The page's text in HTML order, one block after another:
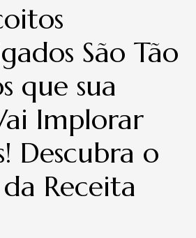
São Tão
que sua
Implorar
Descubra o
Receita